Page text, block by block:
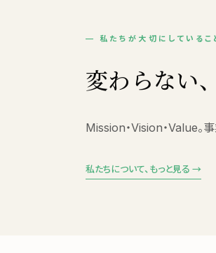
— 私たちが大切にしているこ
変わらない
Mission・Vision・Value。
私たちについて、もっと見る →